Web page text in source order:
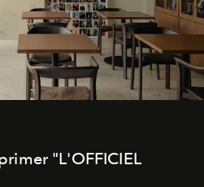
"L'OFFICIEL